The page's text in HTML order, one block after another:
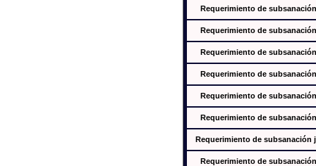
Requerimiento de
Requerimiento de
Requerimiento de
Requerimiento de
Requerimiento de
Requerimiento de
Requerimiento de subsanación
Requerimiento de